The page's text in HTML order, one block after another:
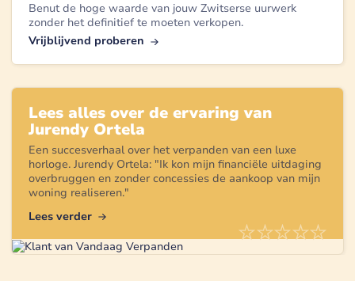
Benut de hoge waarde van jouw Zwitserse uurwerk
zonder het definitief te moeten verkopen.
Vrijblijvend proberen
Lees alles over de ervaring van
Jurendy Ortela
Een succesverhaal over het verpanden van een luxe
horloge. Jurendy Ortela: "Ik kon mijn financiële uitdaging
overbruggen en zonder concessies de aankoop van mijn
woning realiseren."
Lees verder